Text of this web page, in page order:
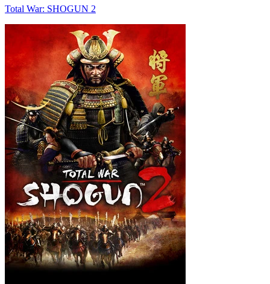
Total War: SHOGUN 2